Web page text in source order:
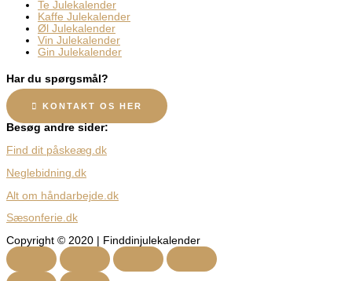
Te Julekalender
Kaffe Julekalender
Øl Julekalender
Vin Julekalender
Gin Julekalender
Har du spørgsmål?
KONTAKT OS HER
Besøg andre sider:
Find dit påskeæg.dk
Neglebidning.dk
Alt om håndarbejde.dk
Sæsonferie.dk
Copyright © 2020 | Finddinjulekalender